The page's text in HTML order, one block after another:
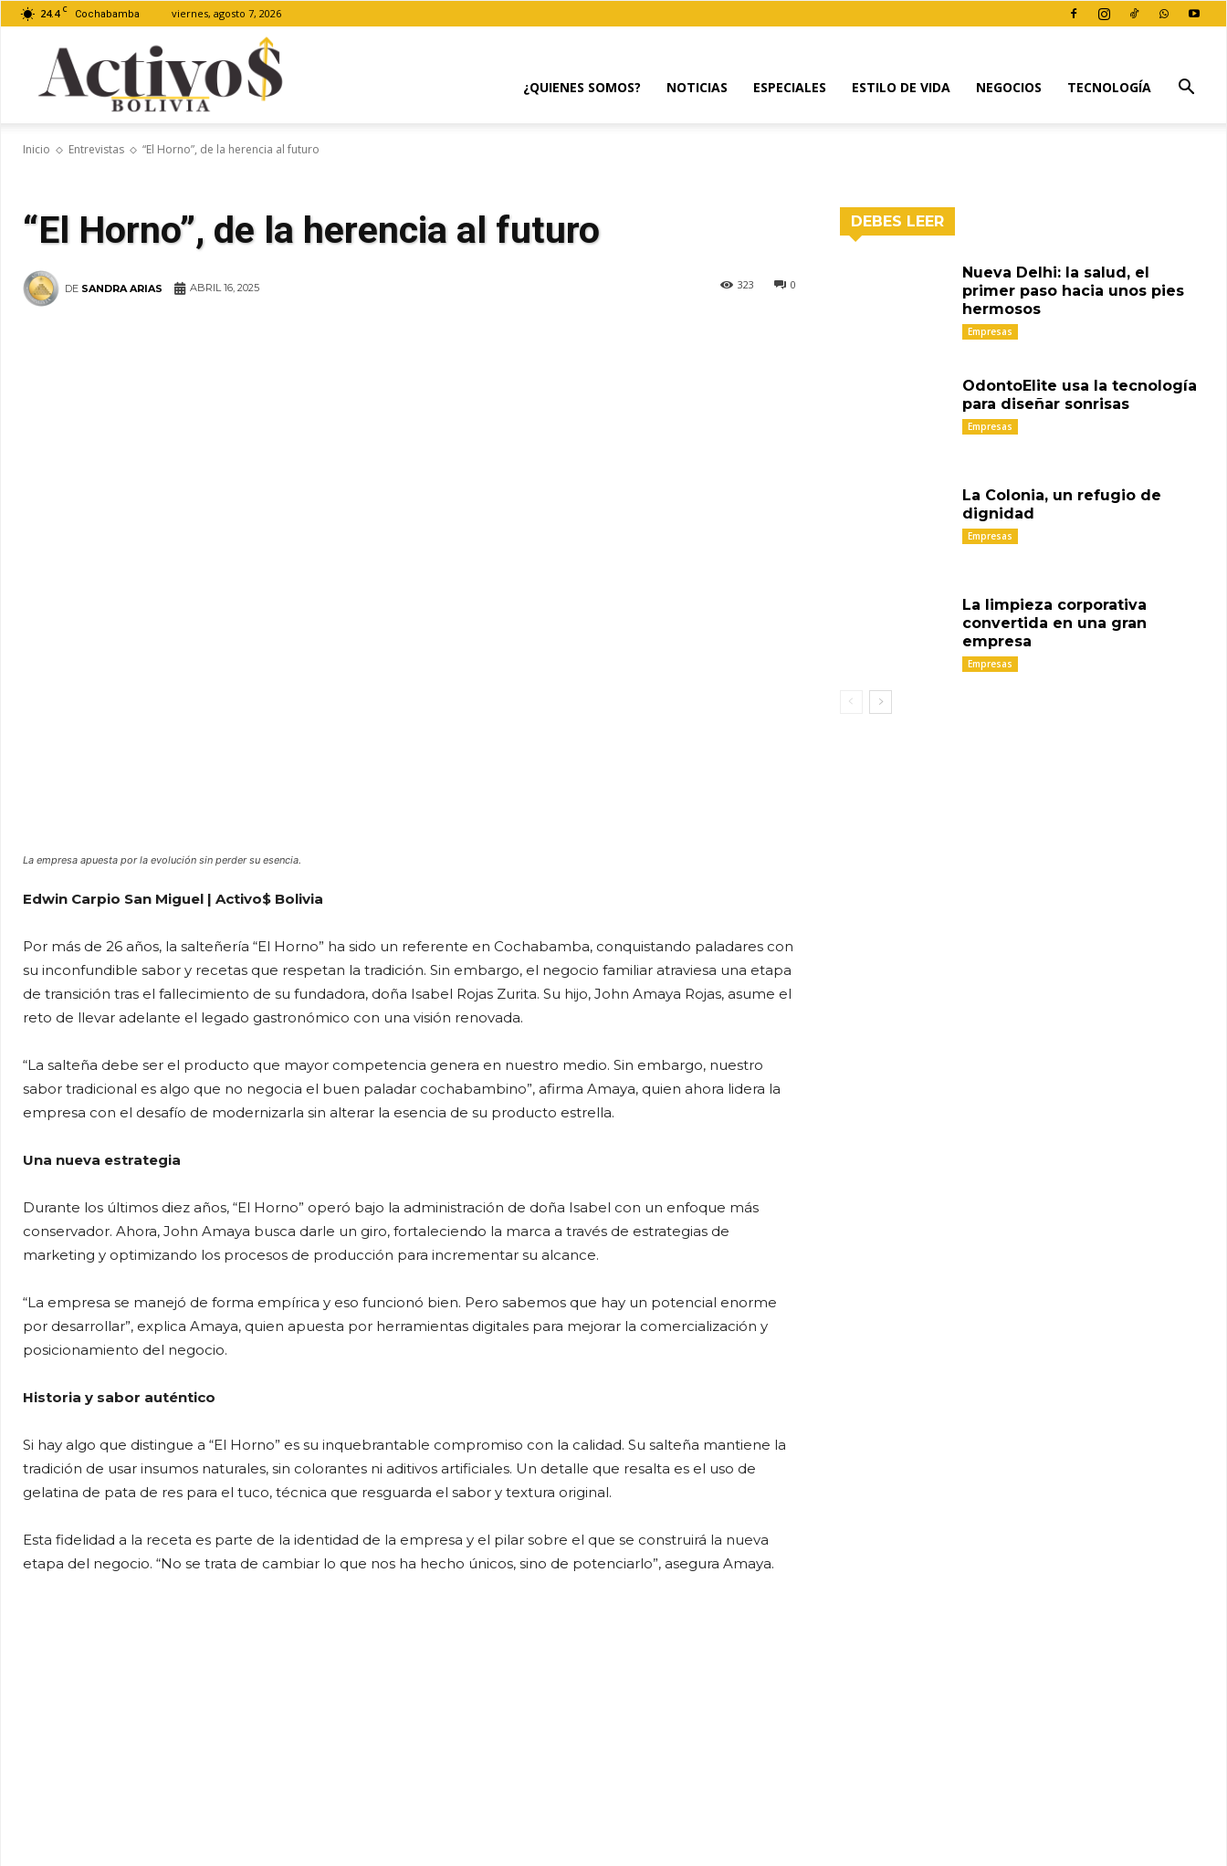
24.4 C Cochabamba viernes, agosto 7, 2026
¿QUIENES SOMOS? NOTICIAS ESPECIALES ESTILO DE VIDA NEGOCIOS TECNOLOGÍA
Inicio Entrevistas “El Horno”, de la herencia al futuro
“El Horno”, de la herencia al futuro
DE SANDRA ARIAS 0
323
ABRIL 16, 2025
La empresa apuesta por la evolución sin perder su esencia.
Edwin Carpio San Miguel | Activo$ Bolivia
Por más de 26 años, la salteñería “El Horno” ha sido un referente en Cochabamba, conquistando paladares con
su inconfundible sabor y recetas que respetan la tradición. Sin embargo, el negocio familiar atraviesa una etapa
de transición tras el fallecimiento de su fundadora, doña Isabel Rojas Zurita. Su hijo, John Amaya Rojas, asume el
reto de llevar adelante el legado gastronómico con una visión renovada.
“La salteña debe ser el producto que mayor competencia genera en nuestro medio. Sin embargo, nuestro
sabor tradicional es algo que no negocia el buen paladar cochabambino”, afirma Amaya, quien ahora lidera la
empresa con el desafío de modernizarla sin alterar la esencia de su producto estrella.
Una nueva estrategia
Durante los últimos diez años, “El Horno” operó bajo la administración de doña Isabel con un enfoque más
conservador. Ahora, John Amaya busca darle un giro, fortaleciendo la marca a través de estrategias de
marketing y optimizando los procesos de producción para incrementar su alcance.
“La empresa se manejó de forma empírica y eso funcionó bien. Pero sabemos que hay un potencial enorme
por desarrollar”, explica Amaya, quien apuesta por herramientas digitales para mejorar la comercialización y
posicionamiento del negocio.
Historia y sabor auténtico
Si hay algo que distingue a “El Horno” es su inquebrantable compromiso con la calidad. Su salteña mantiene la
tradición de usar insumos naturales, sin colorantes ni aditivos artificiales. Un detalle que resalta es el uso de
gelatina de pata de res para el tuco, técnica que resguarda el sabor y textura original.
Esta fidelidad a la receta es parte de la identidad de la empresa y el pilar sobre el que se construirá la nueva
etapa del negocio. “No se trata de cambiar lo que nos ha hecho únicos, sino de potenciarlo”, asegura Amaya.
DEBES LEER
Nueva Delhi: la salud, el
primer paso hacia unos pies
hermosos
Empresas
OdontoElite usa la tecnología
para diseñar sonrisas
Empresas
La Colonia, un refugio de
dignidad
Empresas
La limpieza corporativa
convertida en una gran
empresa
Empresas